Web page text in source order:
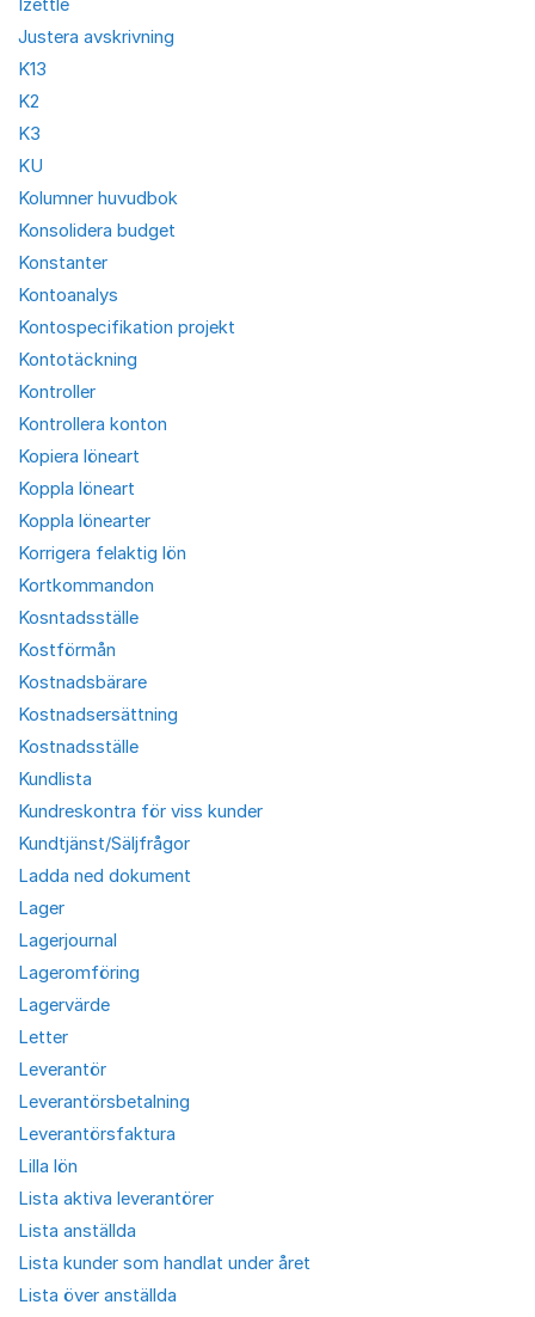
Izettle
Justera avskrivning
K13
K2
K3
KU
Kolumner huvudbok
Konsolidera budget
Konstanter
Kontoanalys
Kontospecifikation projekt
Kontotäckning
Kontroller
Kontrollera konton
Kopiera löneart
Koppla löneart
Koppla lönearter
Korrigera felaktig lön
Kortkommandon
Kosntadsställe
Kostförmån
Kostnadsbärare
Kostnadsersättning
Kostnadsställe
Kundlista
Kundreskontra för viss kunder
Kundtjänst/Säljfrågor
Ladda ned dokument
Lager
Lagerjournal
Lageromföring
Lagervärde
Letter
Leverantör
Leverantörsbetalning
Leverantörsfaktura
Lilla lön
Lista aktiva leverantörer
Lista anställda
Lista kunder som handlat under året
Lista över anställda